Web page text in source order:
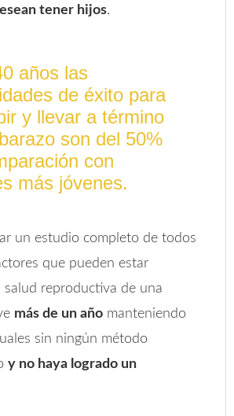
tener hijos.
años las
de éxito para
y llevar a término
son del 50%
con
más jóvenes.
un estudio completo de todos
que pueden estar
salud reproductiva de una
más de un año manteniendo
sin ningún método
y no haya logrado un